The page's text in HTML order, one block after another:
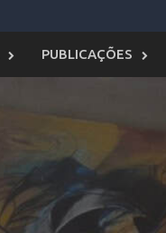
PUBLICAÇÕES